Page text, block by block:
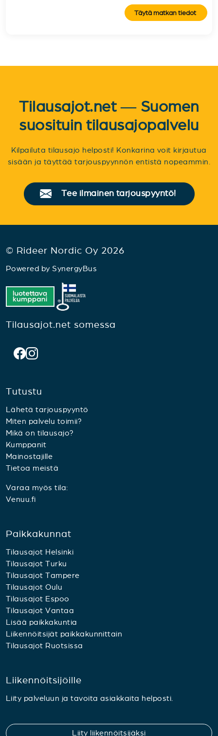
Täytä matkan tiedot
Tilausajot.net — Suomen
suosituin tilausajopalvelu
Kilpailuta tilausajo helposti! Konkarina voit kirjautua
sisään ja täyttää tarjouspyynnön entistä nopeammin.
Tee ilmainen tarjouspyyntö!
© Rideer Nordic Oy 2026
Powered by SynergyBus
Tilausajot.net somessa
Tutustu
Lähetä tarjouspyyntö
Miten palvelu toimii?
Mikä on tilausajo?
Kumppanit
Mainostajille
Tietoa meistä
Varaa myös tila:
Venuu.fi
Paikkakunnat
Tilausajot Helsinki
Tilausajot Turku
Tilausajot Tampere
Tilausajot Oulu
Tilausajot Espoo
Tilausajot Vantaa
Lisää paikkakuntia
Liikennöitsijät paikkakunnittain
Tilausajot Ruotsissa
Liikennöitsijöille
Liity palveluun ja tavoita asiakkaita helposti.
Liity liikennöitsijäksi